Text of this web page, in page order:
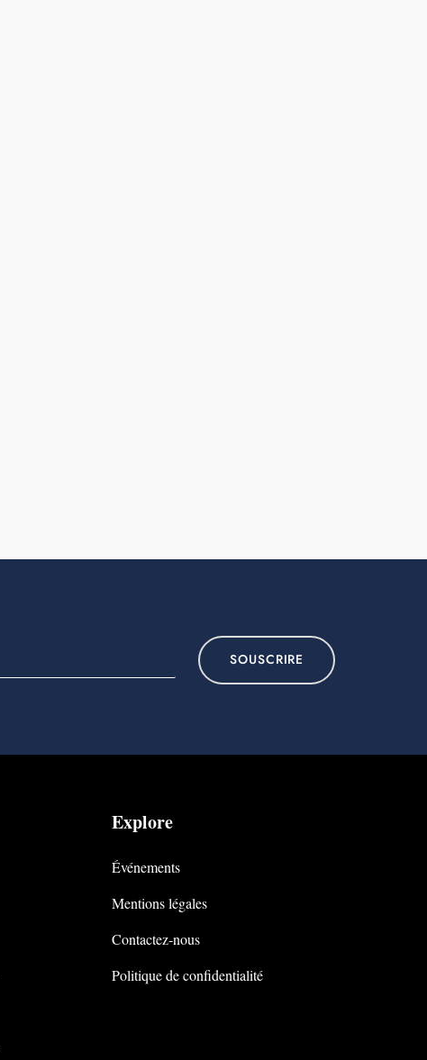
SOUSCRIRE
Explore
Événements
Mentions légales
Contactez-nous
Politique de confidentialité